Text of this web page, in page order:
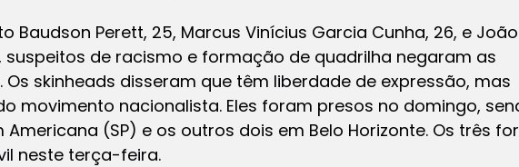
Baudson Perett, 25, Marcus Vinícius Garcia Cunha, 26, e João
suspeitos de racismo e formação de quadrilha negaram as
skinheads disseram que têm liberdade de expressão, mas
movimento nacionalista. Eles foram presos no domingo,
(SP) e os outros dois em Belo Horizonte. Os três
neste terça-feira.